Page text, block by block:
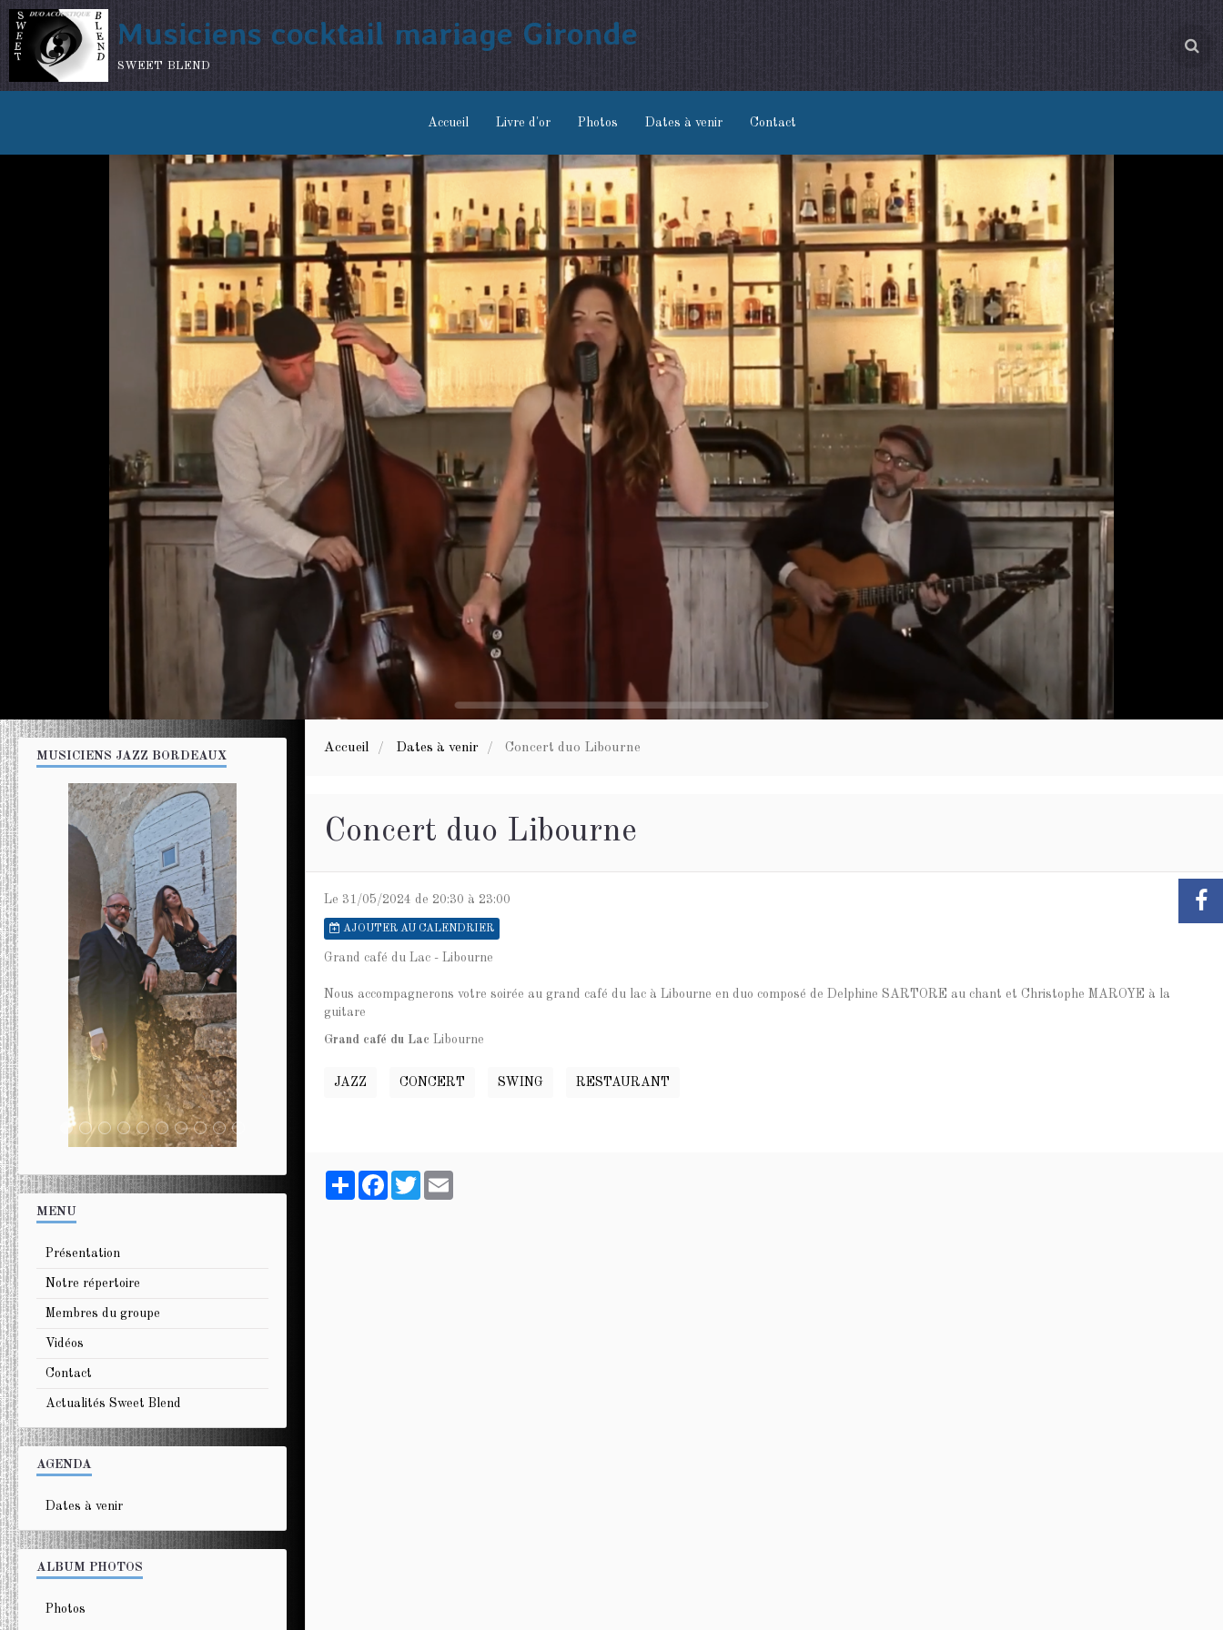
Musiciens cocktail mariage Gironde
sweet blend
Accueil Livre d'or Photos Dates à venir Contact
Accueil Dates à venir Concert duo Libourne
Concert duo Libourne
Le 31/05/2024 de 20:30 à 23:00
AJOUTER AU CALENDRIER
Grand café du Lac - Libourne
Nous accompagnerons votre soirée au grand café du lac à Libourne en duo composé de Delphine SARTORE au chant et Christophe MAROYE à la
guitare
Grand café du Lac Libourne
JAZZ CONCERT SWING RESTAURANT
PartagerFacebookTwitter
MUSICIENS JAZZ BORDEAUX
MENU
Présentation
Notre répertoire
Membres du groupe
Vidéos
Contact
Actualités Sweet Blend
AGENDA
Dates à venir
ALBUM PHOTOS
Photos